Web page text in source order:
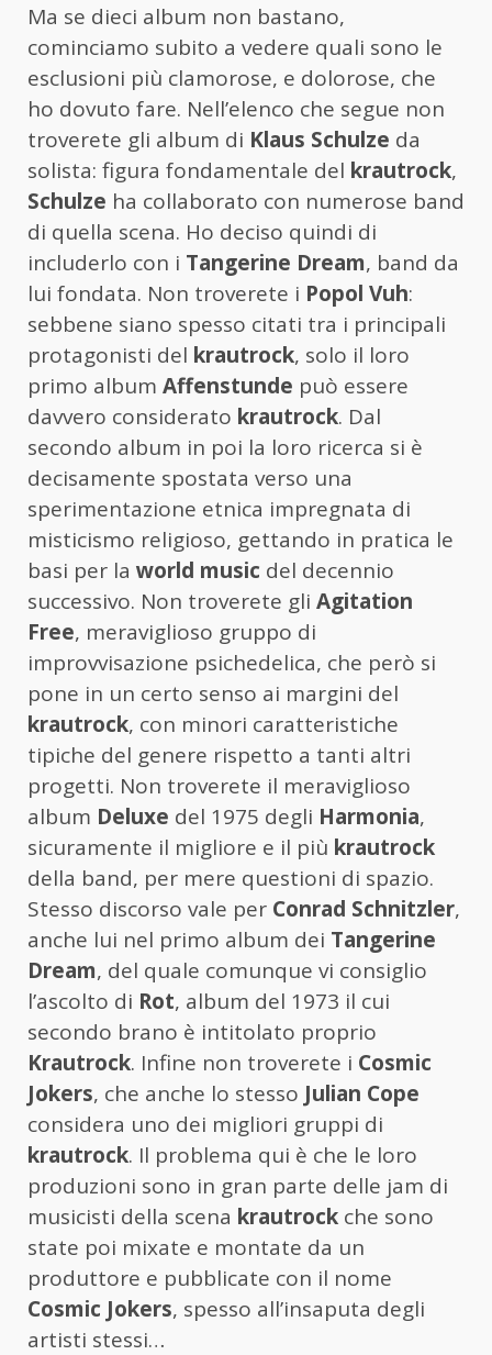
Ma se dieci album non bastano,
cominciamo subito a vedere quali sono le
esclusioni più clamorose, e dolorose, che
ho dovuto fare. Nell’elenco che segue non
troverete gli album di Klaus Schulze da
solista: figura fondamentale del krautrock,
Schulze ha collaborato con numerose band
di quella scena. Ho deciso quindi di
includerlo con i Tangerine Dream, band da
lui fondata. Non troverete i Popol Vuh:
sebbene siano spesso citati tra i principali
protagonisti del krautrock, solo il loro
primo album Affenstunde può essere
davvero considerato krautrock. Dal
secondo album in poi la loro ricerca si è
decisamente spostata verso una
sperimentazione etnica impregnata di
misticismo religioso, gettando in pratica le
basi per la world music del decennio
successivo. Non troverete gli Agitation
Free, meraviglioso gruppo di
improvvisazione psichedelica, che però si
pone in un certo senso ai margini del
krautrock, con minori caratteristiche
tipiche del genere rispetto a tanti altri
progetti. Non troverete il meraviglioso
album Deluxe del 1975 degli Harmonia,
sicuramente il migliore e il più krautrock
della band, per mere questioni di spazio.
Stesso discorso vale per Conrad Schnitzler,
anche lui nel primo album dei Tangerine
Dream, del quale comunque vi consiglio
l’ascolto di Rot, album del 1973 il cui
secondo brano è intitolato proprio
Krautrock. Infine non troverete i Cosmic
Jokers, che anche lo stesso Julian Cope
considera uno dei migliori gruppi di
krautrock. Il problema qui è che le loro
produzioni sono in gran parte delle jam di
musicisti della scena krautrock che sono
state poi mixate e montate da un
produttore e pubblicate con il nome
Cosmic Jokers, spesso all’insaputa degli
artisti stessi…